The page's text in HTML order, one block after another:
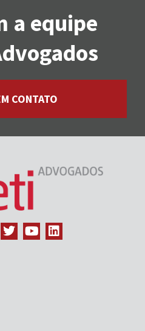
a equipe
CONTATO